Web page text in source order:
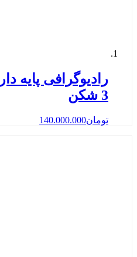
3 شکن
تومان140.000.000